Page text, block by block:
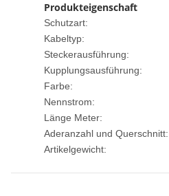
Produkteigenschaft
Schutzart:
Kabeltyp:
Steckerausführung:
Kupplungsausführung:
Farbe:
Nennstrom:
Länge Meter:
Aderanzahl und Querschnitt:
Artikelgewicht: